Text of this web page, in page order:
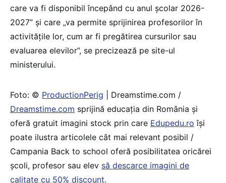
care va fi disponibil începând cu anul școlar 2026-
2027” și care „va permite sprijinirea profesorilor în
activitățile lor, cum ar fi pregătirea cursurilor sau
evaluarea elevilor”, se precizează pe site-ul
ministerului.
Foto: © ProductionPerig | Dreamstime.com /
Dreamstime.com sprijină educaţia din România şi
oferă gratuit imagini stock prin care Edupedu.ro îşi
poate ilustra articolele cât mai relevant posibil /
Campania Back to school oferă posibilitatea oricărei
școli, profesor sau elev să descarce imagini de
calitate cu 50% discount.